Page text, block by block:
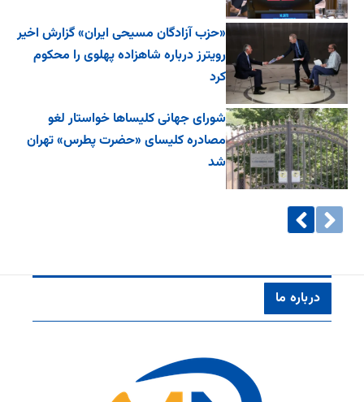
«حزب آزادگان مسیحی ایران» گزارش اخیر
رویترز درباره شاهزاده پهلوی را محکوم
کرد
شورای جهانی کلیساها خواستار لغو
مصادره کلیسای «حضرت پطرس» تهران
شد
درباره ما